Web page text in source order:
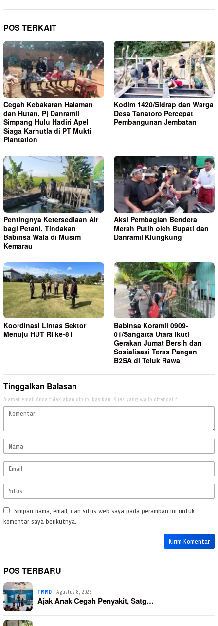
POS TERKAIT
Cegah Kebakaran Halaman
dan Hutan, Pj Danramil
Simpang Hulu Hadiri Apel
Siaga Karhutla di PT Mukti
Plantation
Kodim 1420/Sidrap dan Warga
Desa Tanatoro Percepat
Pembangunan Jembatan
Pentingnya Ketersediaan Air
bagi Petani, Tindakan
Babinsa Wala di Musim
Kemarau
Aksi Pembagian Bendera
Merah Putih oleh Bupati dan
Danramil Klungkung
Koordinasi Lintas Sektor
Menuju HUT RI ke-81
Babinsa Koramil 0909-
01/Sangatta Utara Ikuti
Gerakan Jumat Bersih dan
Sosialisasi Teras Pangan
B2SA di Teluk Rawa
Tinggalkan Balasan
Alamat email Anda tidak akan dipublikasikan. Ruas yang wajib ditandai *
Simpan nama, email, dan situs web saya pada peramban ini untuk
komentar saya berikutnya.
POS TERBARU
TMMD Agustus 8, 2026
Ajak Anak Cegah Penyakit, Satg…